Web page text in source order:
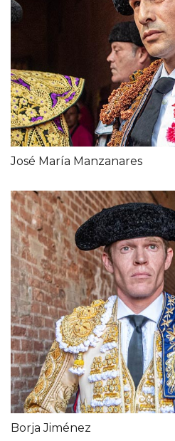
José María Manzanares
Borja Jiménez